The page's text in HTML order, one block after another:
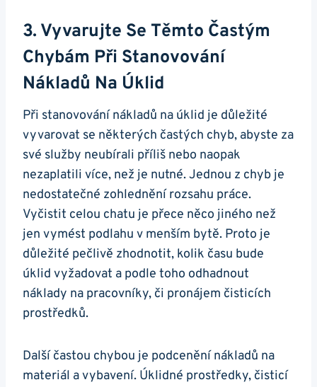
3. Vyvarujte Se Těmto Častým
Chybám Při Stanovování
Nákladů Na Úklid
Při stanovování nákladů na úklid je důležité
vyvarovat se některých častých chyb, abyste za
své služby neubírali příliš nebo naopak
nezaplatili více, než je nutné. Jednou z chyb je
nedostatečné zohlednění rozsahu práce.
Vyčistit celou chatu je přece něco jiného než
jen vymést podlahu v menším bytě. Proto je
důležité pečlivě zhodnotit, kolik času bude
úklid vyžadovat a podle toho odhadnout
náklady na pracovníky, či pronájem čisticích
prostředků.
Další častou chybou je podcenění nákladů na
materiál a vybavení. Úklidné prostředky, čisticí